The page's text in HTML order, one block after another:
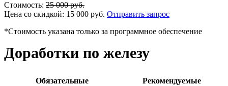
Стоимость: 25 000руб.
Цена со скидкой: 15 000 руб. Отправить запрос
*Стоимость указана только за программное обеспечение
Доработки по железу
Обязательные Рекомендуемые